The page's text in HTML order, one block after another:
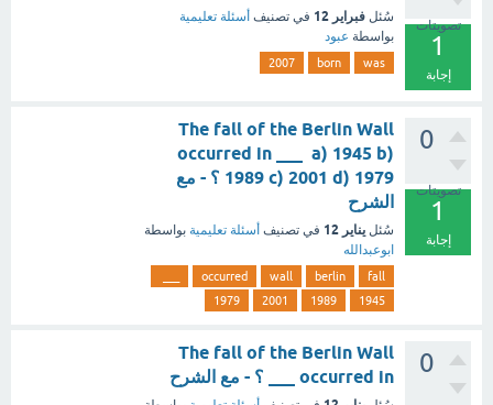
تصويتات
1
إجابة
سُئل فبراير 12 في تصنيف أسئلة تعليمية
بواسطة عبود
was
born
2007
0
تصويتات
1
إجابة
The fall of the Berlin Wall
occurred in ___ a) 1945 b)
1989 c) 2001 d) 1979 ؟ - مع
الشرح
سُئل يناير 12 في تصنيف أسئلة تعليمية بواسطة
ابوعبدالله
fall
berlin
wall
occurred
1945
1989
2001
1979
0
The fall of the Berlin Wall
occurred in ___ ؟ - مع الشرح